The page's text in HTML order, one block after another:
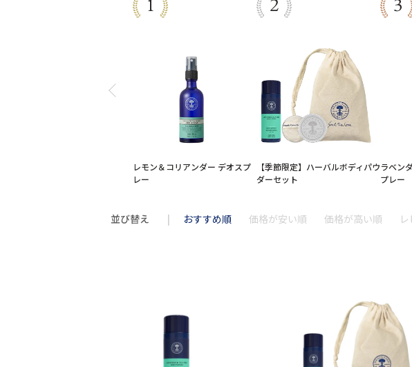
レモン＆コリアンダー デオスプ
レー
【季節限定】ハーバルボディパウ
ダーセット
ラベン
プレー
並び替え おすすめ順 価格が安い順 価格が高い順